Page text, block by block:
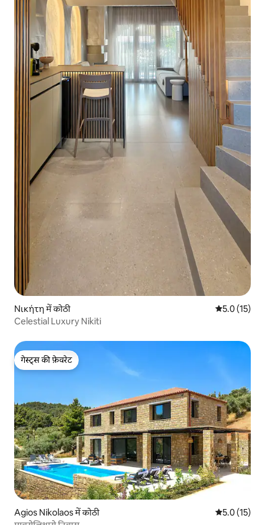
Νικήτη में कोठी औसत रेटिंग 5
5.0 (15)
Celestial Luxury Nikiti
गेस्ट्स की फ़ेवरेट
गेस्ट्स की फ़ेवरेट
Agios Nikolaos में कोठी औसत रेटिंग 5
5.0 (15)